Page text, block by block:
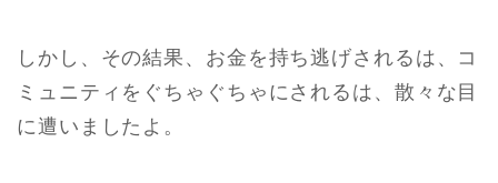
しかし、その結果、お金を持ち逃げされるは、コ
ミュニティをぐちゃぐちゃにされるは、散々な目
に遭いましたよ。